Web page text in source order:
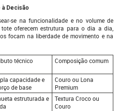
Decisão
se na funcionalidade e no volume de
oferecem estrutura para o dia a dia,
focam na liberdade de movimento e na
técnico Composição comum
capacidade e
de base
Couro ou Lona
Premium
estruturada e
Textura Croco ou
Couro